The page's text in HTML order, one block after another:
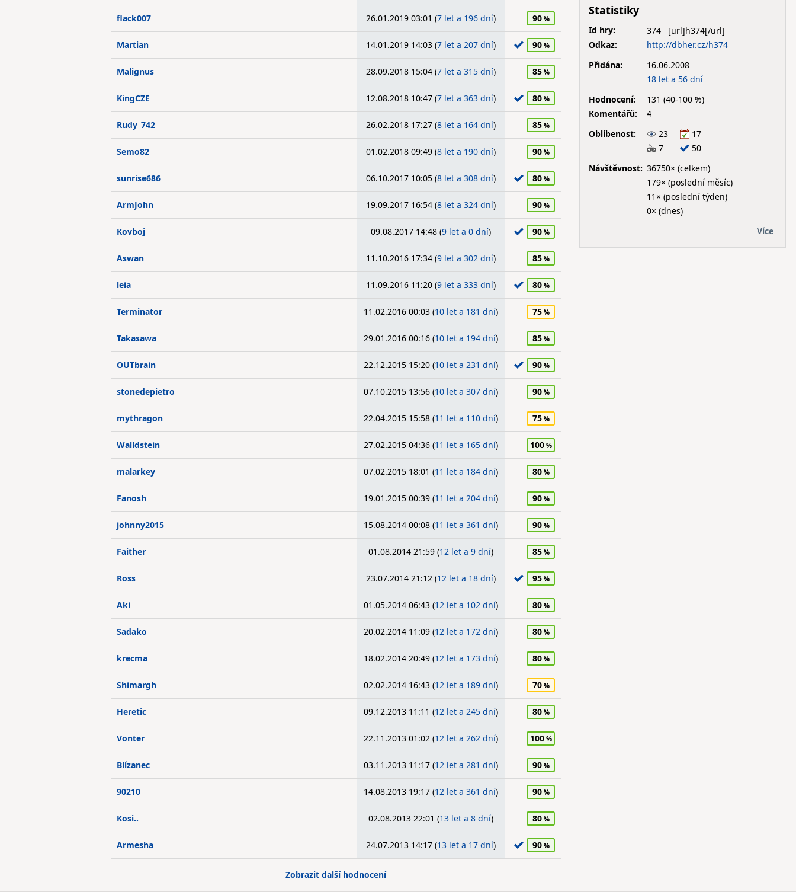
flack007 26.01.2019 03:01 (7 let a 196 dní) 90
Martian 14.01.2019 14:03 (7 let a 207 dní) 90
Malignus 28.09.2018 15:04 (7 let a 315 dní) 85
KingCZE 12.08.2018 10:47 (7 let a 363 dní) 80
Rudy_742 26.02.2018 17:27 (8 let a 164 dní) 85
Semo82 01.02.2018 09:49 (8 let a 190 dní) 90
sunrise686 06.10.2017 10:05 (8 let a 308 dní) 80
ArmJohn 19.09.2017 16:54 (8 let a 324 dní) 90
Kovboj 09.08.2017 14:48 (9 let a 0 dní) 90
Aswan 11.10.2016 17:34 (9 let a 302 dní) 85
leia 11.09.2016 11:20 (9 let a 333 dní) 80
Terminator 11.02.2016 00:03 (10 let a 181 dní) 75
Takasawa 29.01.2016 00:16 (10 let a 194 dní) 85
OUTbrain 22.12.2015 15:20 (10 let a 231 dní) 90
stonedepietro 07.10.2015 13:56 (10 let a 307 dní) 90
mythragon 22.04.2015 15:58 (11 let a 110 dní) 75
Walldstein 27.02.2015 04:36 (11 let a 165 dní) 100
malarkey 07.02.2015 18:01 (11 let a 184 dní) 80
Fanosh 19.01.2015 00:39 (11 let a 204 dní) 90
johnny2015 15.08.2014 00:08 (11 let a 361 dní) 90
Faither 01.08.2014 21:59 (12 let a 9 dní) 85
Ross 23.07.2014 21:12 (12 let a 18 dní) 95
Aki 01.05.2014 06:43 (12 let a 102 dní) 80
Sadako 20.02.2014 11:09 (12 let a 172 dní) 80
krecma 18.02.2014 20:49 (12 let a 173 dní) 80
Shimargh 02.02.2014 16:43 (12 let a 189 dní) 70
Heretic 09.12.2013 11:11 (12 let a 245 dní) 80
Vonter 22.11.2013 01:02 (12 let a 262 dní) 100
Blízanec 03.11.2013 11:17 (12 let a 281 dní) 90
90210 14.08.2013 19:17 (12 let a 361 dní) 90
Kosi.. 02.08.2013 22:01 (13 let a 8 dní) 80
Armesha 24.07.2013 14:17 (13 let a 17 dní) 90
Zobrazit další hodnocení
Statistiky
Id hry:
374
Odkaz:
http://dbher.cz/h374
Přidána:
16.06.2008
18 let a 56 dní
Hodnocení:
131 (40-100 %)
Komentářů:
4
Oblíbenost:
23
17
7
50
Návštěvnost: 36750× (celkem)
179× (poslední měsíc)
11× (poslední týden)
0× (dnes)
Více